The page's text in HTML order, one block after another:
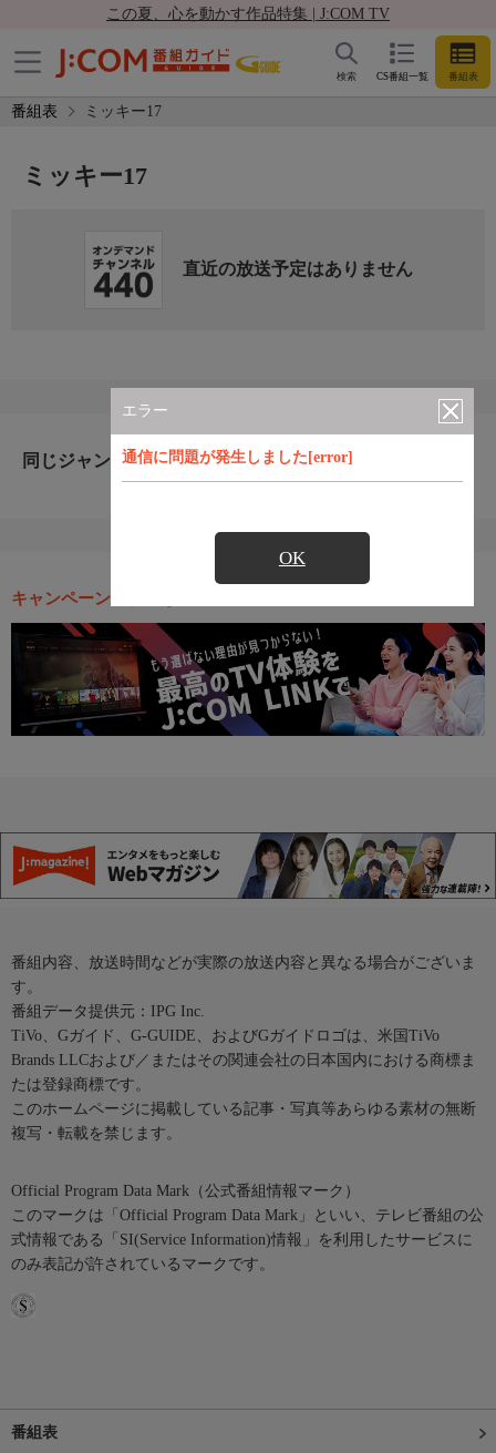
この夏、心を動かす作品特集 | J:COM TV
CS番組一覧 番組表
検索
番組表 ミッキー17
エラー
通信に問題が発生しました[error]
OK
ミッキー17
直近の放送予定はありません
同じジャンルのおすすめ番組
キャンペーン・お得な情報
番組内容、放送時間などが実際の放送内容と異なる場合がございま
す。
番組データ提供元：IPG Inc.
TiVo、Gガイド、G-GUIDE、およびGガイドロゴは、米国TiVo
Brands LLCおよび／またはその関連会社の日本国内における商標ま
たは登録商標です。
このホームページに掲載している記事・写真等あらゆる素材の無断
複写・転載を禁じます。
Official Program Data Mark（公式番組情報マーク）
このマークは「Official Program Data Mark」といい、テレビ番組の公
式情報である「SI(Service Information)情報」を利用したサービスに
のみ表記が許されているマークです。
番組表